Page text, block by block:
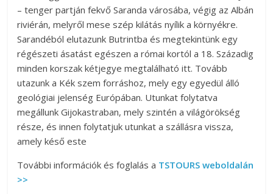
– tenger partján fekvő Saranda városába, végig az Albán
riviérán, melyről mese szép kilátás nyílik a környékre.
Sarandéból elutazunk Butrintba és megtekintünk egy
régészeti ásatást egészen a római kortól a 18. Századig
minden korszak kétjegye megtalálható itt. Tovább
utazunk a Kék szem forráshoz, mely egy egyedül álló
geológiai jelenség Európában. Utunkat folytatva
megállunk Gijokastraban, mely szintén a világörökség
része, és innen folytatjuk utunkat a szállásra vissza,
amely késő este
További információk és foglalás a TSTOURS weboldalán
>>